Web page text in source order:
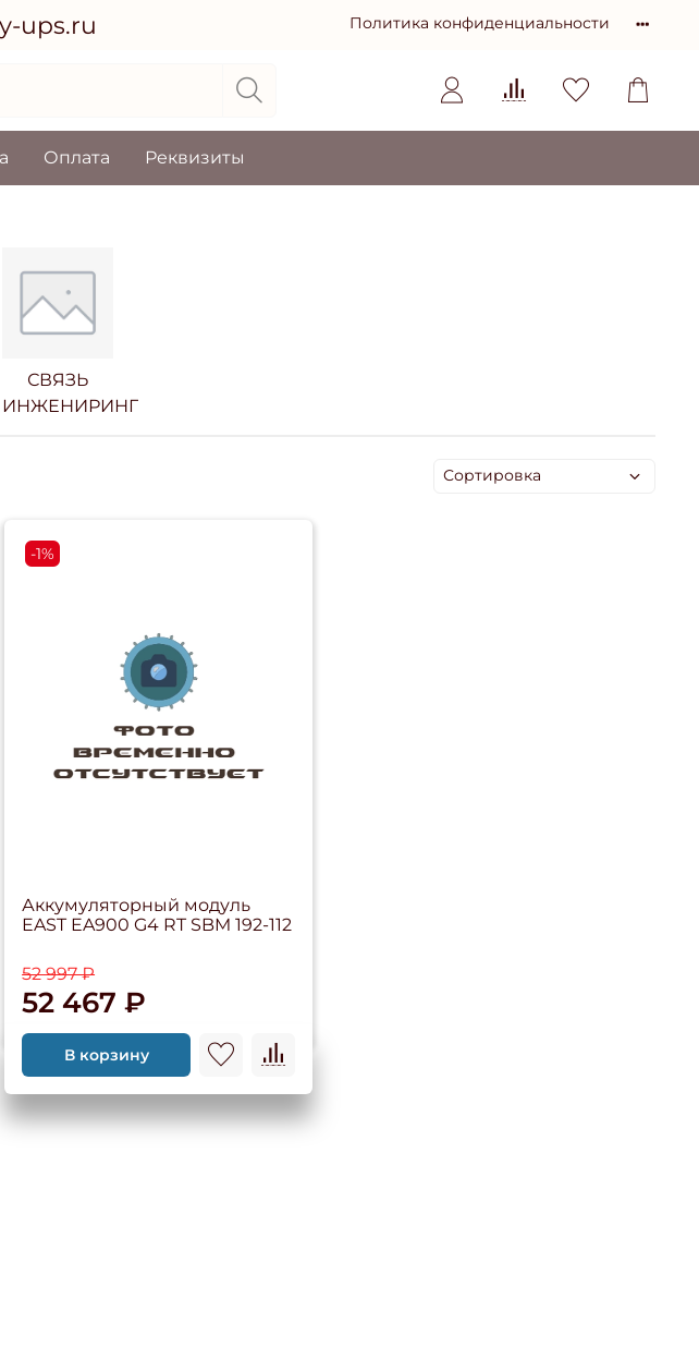
Политика конфиденциальности
ups.ru
Оплата Реквизиты
СВЯЗЬ
ИНЖЕНИРИНГ
-1%
Аккумуляторный модуль
EAST EA900 G4 RT SBM 192-112
52 997 ₽
52 467 ₽
В корзину